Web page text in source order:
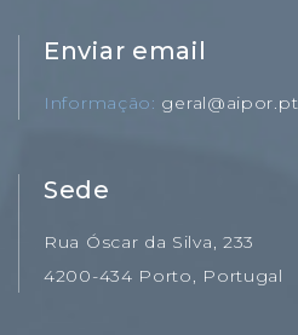
Enviar email
Informação geral@aipor.pt
Sede
Rua Óscar da Silva, 233
4200-434 Porto, Portugal